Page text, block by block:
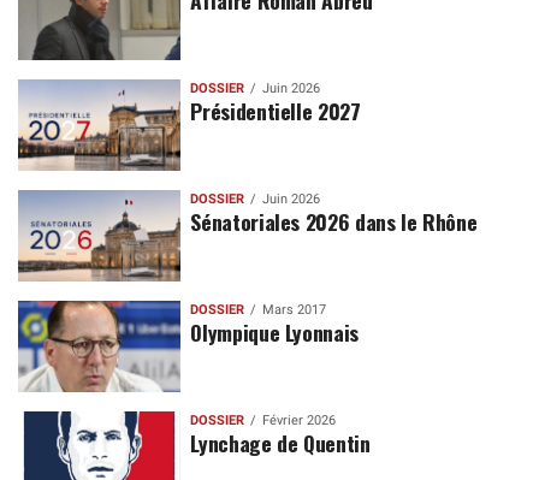
DOSSIER Juin 2026
Présidentielle 2027
DOSSIER Juin 2026
Sénatoriales 2026 dans le Rhône
DOSSIER Mars 2017
Olympique Lyonnais
DOSSIER Février 2026
Lynchage de Quentin